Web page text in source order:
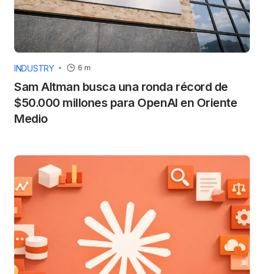
INDUSTRY 6 m
Sam Altman busca una ronda récord de
$50.000 millones para OpenAI en Oriente
Medio